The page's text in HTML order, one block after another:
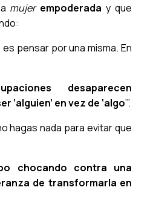
mujer empoderada y que
pensar por una misma. En
desaparecen
‘alguien’ en vez de ‘algo’”.
hagas nada para evitar que
chocando contra una
de transformarla en